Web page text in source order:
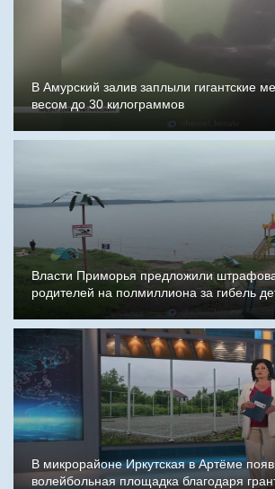
В Амурский залив заплыли гигантские
весом до 30 килограммов
Власти Приморья предложили
родителей на полмиллиона за гибель
В микрорайоне Иркутская в Артёме
волейбольная площадка благодаря